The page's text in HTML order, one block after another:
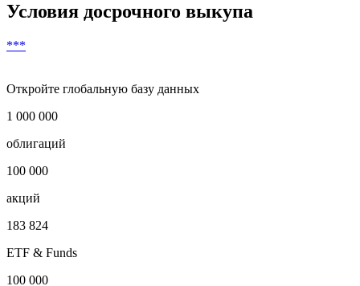
Условия досрочного выкупа
***
Откройте глобальную базу данных
1 000 000
облигаций
100 000
акций
183 824
ETF & Funds
100 000